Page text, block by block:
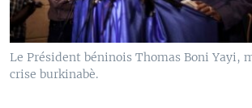
Le Président béninois Thomas Boni Yayi,
crise burkinabè.